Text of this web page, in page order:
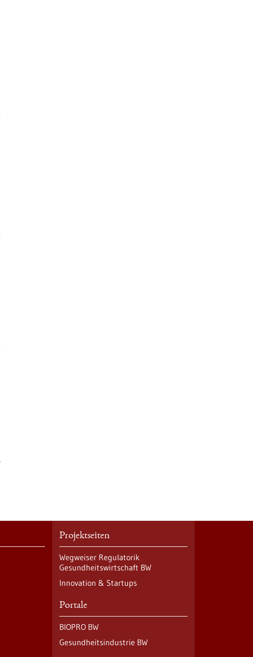
Projektseiten
Wegweiser Regulatorik
Gesundheitswirtschaft BW
Innovation & Startups
Portale
BIOPRO BW
Gesundheitsindustrie BW